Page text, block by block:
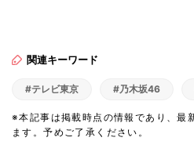
関連キーワード
#テレビ東京 #乃木坂46
※本記事は掲載時点の情報であり、最
ます。予めご了承ください。